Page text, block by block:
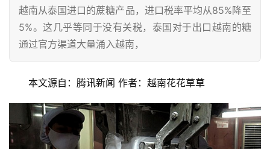
越南从泰国进口的蔗糖产品，进口税率平均从85%降至
5%。这几乎等同于没有关税，泰国对于出口越南的糖
通过官方渠道大量涌入越南，
本文源自：腾讯新闻 作者：越南花花草草